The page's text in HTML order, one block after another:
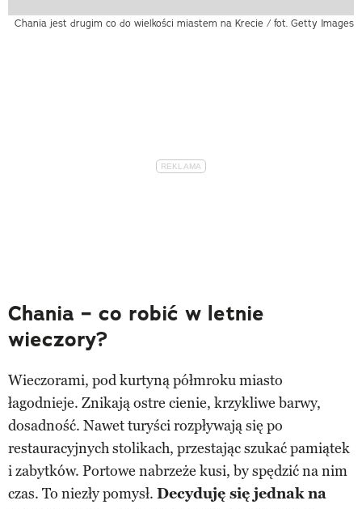
Chania jest drugim co do wielkości miastem na Krecie / fot. Getty Images
Chania – co robić w letnie
wieczory?
Wieczorami, pod kurtyną półmroku miasto
łagodnieje. Znikają ostre cienie, krzykliwe barwy,
dosadność. Nawet turyści rozpływają się po
restauracyjnych stolikach, przestając szukać pamiątek
i zabytków. Portowe nabrzeże kusi, by spędzić na nim
czas. To niezły pomysł. Decyduję się jednak na